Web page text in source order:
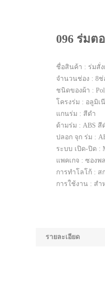
096 ร่มต
ชื่อสินค้า : ร่มสั่ง
จำนวนช่อง : 8ช่
ชนิดของผ้า :
โครงร่ม : อลูมิเ
แกนร่ม : สีดำ
ด้ามร่ม : ABS สี
ปลอก จุก ร่ม :
ระบบ เปิด-ปิด :
แพคเกจ : ซองพ
การทำโลโก้ : ส
การใช้งาน : สำ
รายละเอียด